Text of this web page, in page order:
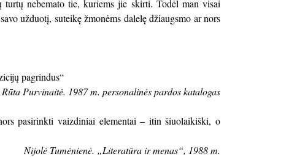
turtų nebemato tie, kuriems jie skirti. Todėl man visai
užduotį, suteikę žmonėms dalelę džiaugsmo ar nors
pagrindus“
Rūta Purvinaitė. 1987 m. personalinės pardos katalogas
pasirinkti vaizdiniai elementai – itin šiuolaikiški, o
Nijolė Tumėnienė. „Literatūra ir menas“, 1988 m.